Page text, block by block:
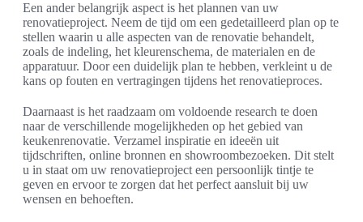
Een ander belangrijk aspect is het plannen van uw
renovatieproject. Neem de tijd om een gedetailleerd plan op te
stellen waarin u alle aspecten van de renovatie behandelt,
zoals de indeling, het kleurenschema, de materialen en de
apparatuur. Door een duidelijk plan te hebben, verkleint u de
kans op fouten en vertragingen tijdens het renovatieproces.
Daarnaast is het raadzaam om voldoende research te doen
naar de verschillende mogelijkheden op het gebied van
keukenrenovatie. Verzamel inspiratie en ideeën uit
tijdschriften, online bronnen en showroombezoeken. Dit stelt
u in staat om uw renovatieproject een persoonlijk tintje te
geven en ervoor te zorgen dat het perfect aansluit bij uw
wensen en behoeften.